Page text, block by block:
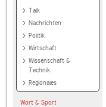
Talk
Nachrichten
Politik
Wirtschaft
Wissenschaft &
Technik
Regionales
Wort & Sport